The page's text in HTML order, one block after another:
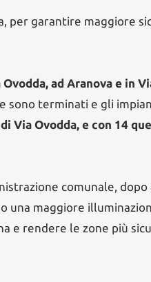
per garantire maggiore
ad Aranova e in
sono terminati e gli
Via Ovodda, e con 14
comunale,
una maggiore
e rendere le zone più